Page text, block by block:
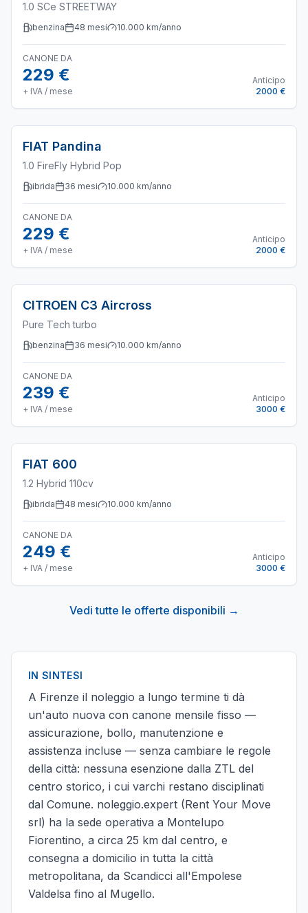
1.0 SCe STREETWAY
benzina 48 mesi 10.000 km/anno
CANONE DA
229 €
+ IVA / mese
Anticipo
2000 €
FIAT Pandina
1.0 FireFly Hybrid Pop
ibrida 36 mesi 10.000 km/anno
CANONE DA
229 €
+ IVA / mese
Anticipo
2000 €
CITROEN C3 Aircross
Pure Tech turbo
benzina 36 mesi 10.000 km/anno
CANONE DA
239 €
+ IVA / mese
Anticipo
3000 €
FIAT 600
1.2 Hybrid 110cv
ibrida 48 mesi 10.000 km/anno
CANONE DA
249 €
+ IVA / mese
Anticipo
3000 €
Vedi tutte le offerte disponibili →
IN SINTESI
A Firenze il noleggio a lungo termine ti dà
un'auto nuova con canone mensile fisso —
assicurazione, bollo, manutenzione e
assistenza incluse — senza cambiare le regole
della città: nessuna esenzione dalla ZTL del
centro storico, i cui varchi restano disciplinati
dal Comune. noleggio.expert (Rent Your Move
srl) ha la sede operativa a Montelupo
Fiorentino, a circa 25 km dal centro, e
consegna a domicilio in tutta la città
metropolitana, da Scandicci all'Empolese
Valdelsa fino al Mugello.